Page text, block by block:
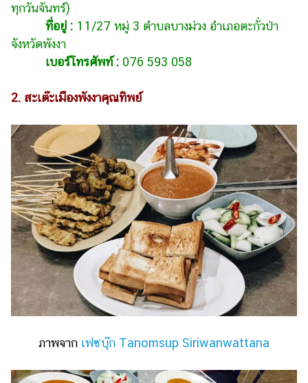
ทุกวันจันทร์)
ที่อยู่ : 11/27 หมู่ 3 ตำบลบางม่วง อำเภอตะกั่วป่า
จังหวัดพังงา
เบอร์โทรศัพท์ : 076 593 058
2. สะเต๊ะเมืองพังงาคุณทิพย์
ภาพจาก เฟซบุ๊ก Tanomsup Siriwanwattana